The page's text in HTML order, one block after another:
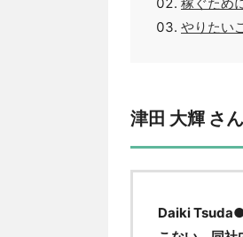
やりたい
津田 大輝 さん
Daiki Tsuda●